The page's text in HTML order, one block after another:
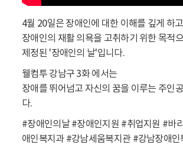
4월 20일은 장애인에 대한 이해를 깊게 하
장애인의 재활 의욕을 고취하기 위한 목적
제정된 '장애인의 날'입니다.
웰컴투 강남구 3화 에서는
장애를 뛰어넘고 자신의 꿈을 이루는 주인
다.
#장애인의날 #장애인지원 #취업지원 #바
애인복지과 #강남세움복지관 #강남장애